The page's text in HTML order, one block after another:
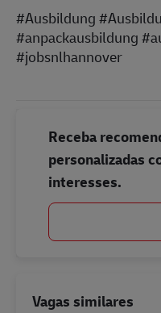
#Ausbildung
#anpackausbildung
#jobsnlhannover
Receba
personalizadas
interesses.
Vagas similares